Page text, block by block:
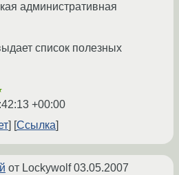
административная
список полезных
+00:00
Ссылка
от Lockywolf03.05.2007